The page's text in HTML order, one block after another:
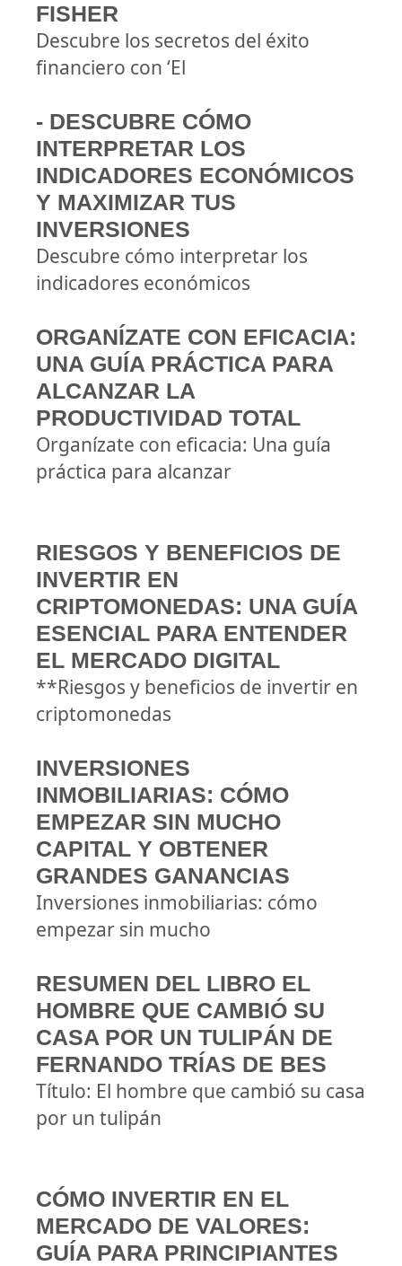
FISHER
Descubre los secretos del éxito
financiero con ‘El
- DESCUBRE CÓMO
INTERPRETAR LOS
INDICADORES ECONÓMICOS
Y MAXIMIZAR TUS
INVERSIONES
Descubre cómo interpretar los
indicadores económicos
ORGANÍZATE CON EFICACIA:
UNA GUÍA PRÁCTICA PARA
ALCANZAR LA
PRODUCTIVIDAD TOTAL
Organízate con eficacia: Una guía
práctica para alcanzar
RIESGOS Y BENEFICIOS DE
INVERTIR EN
CRIPTOMONEDAS: UNA GUÍA
ESENCIAL PARA ENTENDER
EL MERCADO DIGITAL
**Riesgos y beneficios de invertir en
criptomonedas
INVERSIONES
INMOBILIARIAS: CÓMO
EMPEZAR SIN MUCHO
CAPITAL Y OBTENER
GRANDES GANANCIAS
Inversiones inmobiliarias: cómo
empezar sin mucho
RESUMEN DEL LIBRO EL
HOMBRE QUE CAMBIÓ SU
CASA POR UN TULIPÁN DE
FERNANDO TRÍAS DE BES
Título: El hombre que cambió su casa
por un tulipán
CÓMO INVERTIR EN EL
MERCADO DE VALORES:
GUÍA PARA PRINCIPIANTES